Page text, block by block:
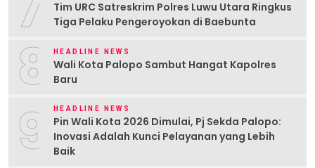
Tim URC Satreskrim Polres Luwu Utara Ringkus
Tiga Pelaku Pengeroyokan di Baebunta
8 HEADLINE NEWS
Wali Kota Palopo Sambut Hangat Kapolres
Baru
9 HEADLINE NEWS
Pin Wali Kota 2026 Dimulai, Pj Sekda Palopo:
Inovasi Adalah Kunci Pelayanan yang Lebih
Baik